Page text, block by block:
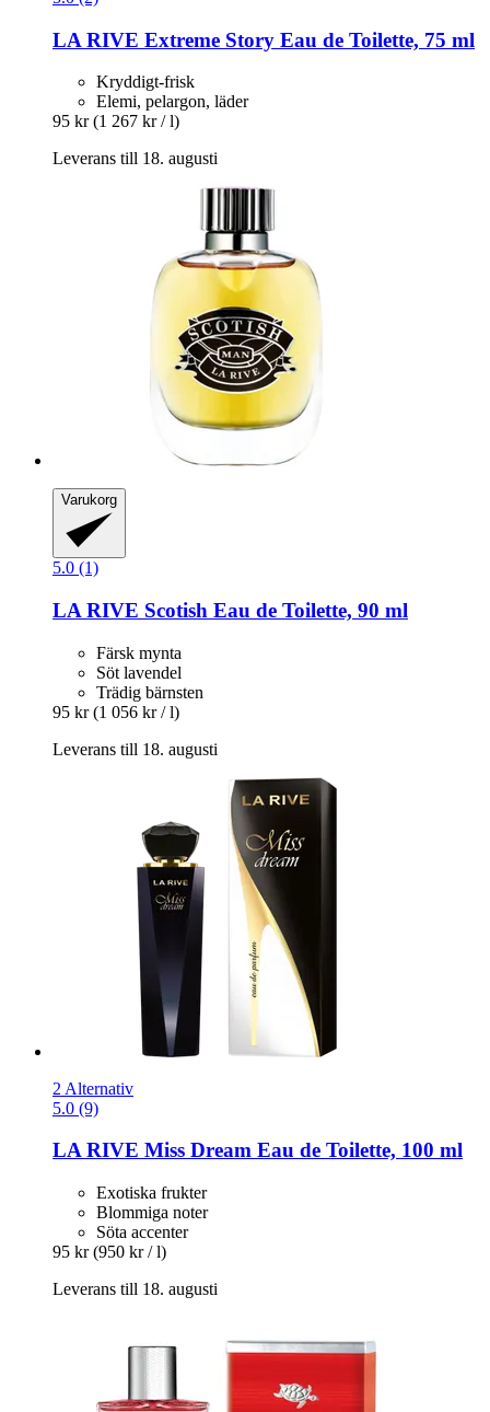
LA RIVE Extreme Story Eau de Toilette, 75 ml
Kryddigt-frisk
Elemi, pelargon, läder
95 kr (1 267 kr / l)
Leverans till 18. augusti
Varukorg
5.0 (1)
LA RIVE Scotish Eau de Toilette, 90 ml
Färsk mynta
Söt lavendel
Trädig bärnsten
95 kr (1 056 kr / l)
Leverans till 18. augusti
2 Alternativ
5.0 (9)
LA RIVE Miss Dream Eau de Toilette, 100 ml
Exotiska frukter
Blommiga noter
Söta accenter
95 kr (950 kr / l)
Leverans till 18. augusti